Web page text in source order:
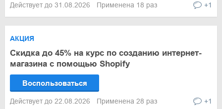
Действует до 31.08.2026 Применена 18 раз +1
АКЦИЯ
Скидка до 45% на курс по созданию интернет-
магазина с помощью Shopify
Воспользоваться
Действует до 22.08.2026 Применена 28 раз +1